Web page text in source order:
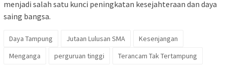
menjadi salah satu kunci peningkatan kesejahteraan dan daya
saing bangsa.
Daya Tampung Jutaan Lulusan SMA
Kesenjangan
Menganga
perguruan tinggi Terancam Tak Tertampung